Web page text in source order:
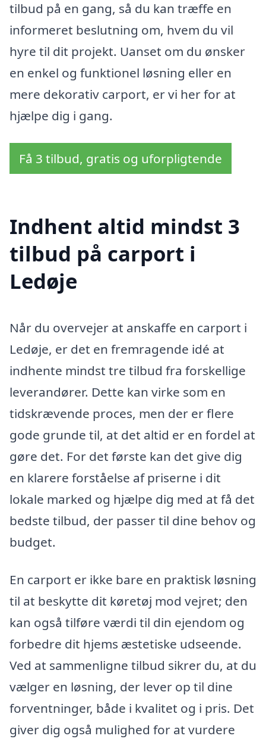
tilbud på en gang, så du kan træffe en
informeret beslutning om, hvem du vil
hyre til dit projekt. Uanset om du ønsker
en enkel og funktionel løsning eller en
mere dekorativ carport, er vi her for at
hjælpe dig i gang.
Få 3 tilbud, gratis og uforpligtende
Indhent altid mindst 3
tilbud på carport i
Ledøje
Når du overvejer at anskaffe en carport i
Ledøje, er det en fremragende idé at
indhente mindst tre tilbud fra forskellige
leverandører. Dette kan virke som en
tidskrævende proces, men der er flere
gode grunde til, at det altid er en fordel at
gøre det. For det første kan det give dig
en klarere forståelse af priserne i dit
lokale marked og hjælpe dig med at få det
bedste tilbud, der passer til dine behov og
budget.
En carport er ikke bare en praktisk løsning
til at beskytte dit køretøj mod vejret; den
kan også tilføre værdi til din ejendom og
forbedre dit hjems æstetiske udseende.
Ved at sammenligne tilbud sikrer du, at du
vælger en løsning, der lever op til dine
forventninger, både i kvalitet og i pris. Det
giver dig også mulighed for at vurdere